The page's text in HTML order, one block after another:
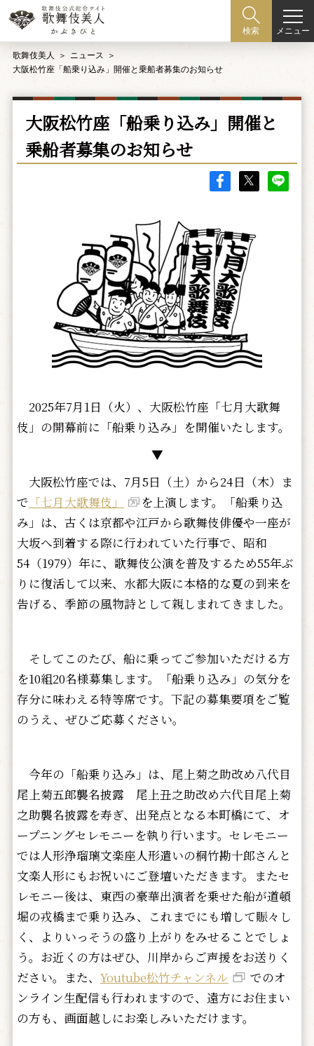
検索 メニュー
歌舞伎美人
ニュース
大阪松竹座「船乗り込み」開催と乗船者募集のお知らせ
大阪松竹座「船乗り込み」開催と
乗船者募集のお知らせ
2025年7月1日（火）、大阪松竹座「七月大歌舞
伎」の開幕前に「船乗り込み」を開催いたします。
▼
大阪松竹座では、7月5日（土）から24日（木）ま
で 「七月大歌舞伎」
を上演します。「船乗り込
み」は、古くは京都や江戸から歌舞伎俳優や一座が
大坂へ到着する際に行われていた行事で、昭和
54（1979）年に、歌舞伎公演を普及するため55年ぶ
りに復活して以来、水都大阪に本格的な夏の到来を
告げる、季節の風物詩として親しまれてきました。
そしてこのたび、船に乗ってご参加いただける方
を10組20名様募集します。「船乗り込み」の気分を
存分に味わえる特等席です。下記の募集要項をご覧
のうえ、ぜひご応募ください。
今年の「船乗り込み」は、尾上菊之助改め八代目
尾上菊五郎襲名披露 尾上丑之助改め六代目尾上菊
之助襲名披露を寿ぎ、出発点となる本町橋にて、オ
ープニングセレモニーを執り行います。セレモニー
では人形浄瑠璃文楽座人形遣いの桐竹勘十郎さんと
文楽人形にもお祝いにご登壇いただきます。またセ
レモニー後は、東西の豪華出演者を乗せた船が道頓
堀の戎橋まで乗り込み、これまでにも増して賑々し
く、よりいっそうの盛り上がりをみせることでしょ
う。お近くの方はぜひ、川岸からご声援をお送りく
ださい。また、 Youtube松竹チャンネル
でのオ
ンライン生配信も行われますので、遠方にお住まい
の方も、画面越しにお楽しみいただけます。